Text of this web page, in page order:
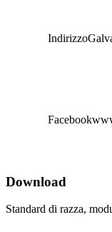
Indirizzo
Facebook
Download
Standard di razza,